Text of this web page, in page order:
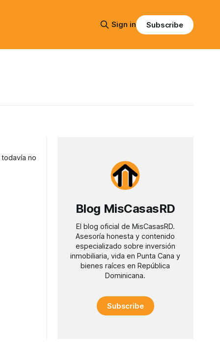
Sign in Subscribe
no
Blog MisCasasRD
El blog oficial de MisCasasRD.
Asesoría honesta y contenido
especializado sobre inversión
inmobiliaria, vida en Punta Cana y
bienes raíces en República
Dominicana.
Subscribe